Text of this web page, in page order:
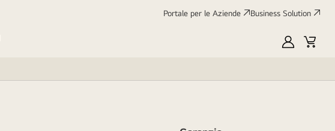
Portale per le Aziende Business Solution
My
Cart